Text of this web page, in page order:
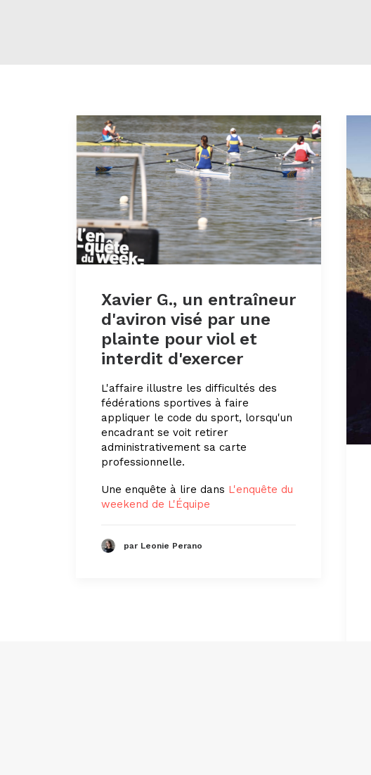
Xavier G., un entraîneur
d'aviron visé par une
plainte pour viol et
interdit d'exercer
L'affaire illustre les difficultés des
fédérations sportives à faire
appliquer le code du sport, lorsqu'un
encadrant se voit retirer
administrativement sa carte
professionnelle.
Une enquête à lire dans L'enquête du
weekend de L'Équipe
par Leonie Perano